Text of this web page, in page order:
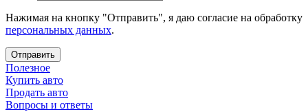
Нажимая на кнопку "Отправить", я даю согласие на обработку
персональных данных.
Отправить
Полезное
Купить авто
Продать авто
Вопросы и ответы